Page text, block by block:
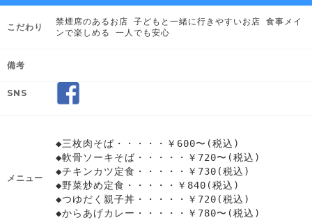
こだわり
禁煙席のあるお店 子どもと一緒に行きやすいお店 食事メイ
ンで楽しめる 一人でも安心
備考
SNS
メニュー
◆三枚肉そば・・・・・￥600〜(税込)
◆軟骨ソーキそば・・・・・￥720〜(税込)
◆チキンカツ定食・・・・・￥730(税込)
◆野菜炒め定食・・・・・￥840(税込)
◆つゆだく親子丼・・・・・￥720(税込)
◆からあげカレー・・・・・￥780〜(税込)